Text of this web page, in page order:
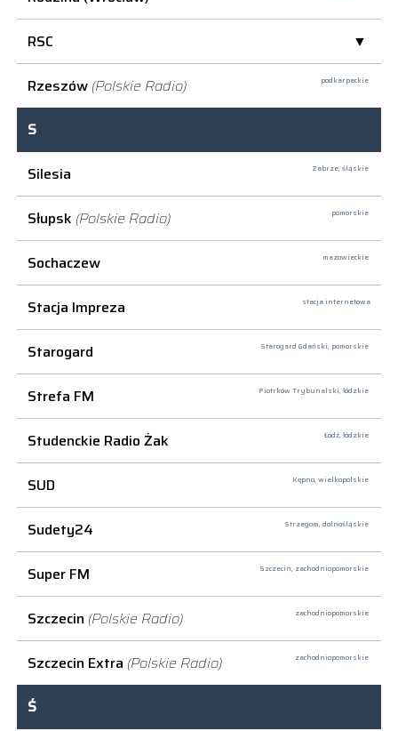
RSC
Rzeszów (Polskie Radio) podkarpackie
S
Silesia
Zabrze, śląskie
Słupsk (Polskie Radio) pomorskie
Sochaczew mazowieckie
Stacja Impreza stacja internetowa
Starogard Starogard Gdański, pomorskie
Strefa FM Piotrków Trybunalski, łódzkie
Studenckie Radio Żak Łódź, łódzkie
SUD Kępno, wielkopolskie
Sudety24 Strzegom, dolnośląskie
Super FM Szczecin, zachodniopomorskie
Szczecin (Polskie Radio) zachodniopomorskie
Szczecin Extra (Polskie Radio) zachodniopomorskie
Ś